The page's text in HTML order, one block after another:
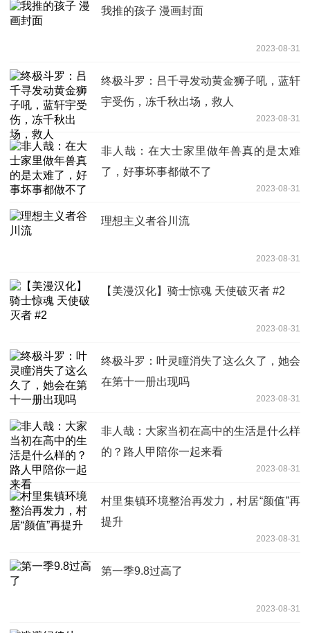
我推的孩子 漫画封面
2023-08-31
终极斗罗：吕千寻发动黄金狮子吼，蓝轩
宇受伤，冻千秋出场，救人
2023-08-31
非人哉：在大士家里做年兽真的是太难
了，好事坏事都做不了
2023-08-31
理想主义者谷川流
2023-08-31
【美漫汉化】骑士惊魂 天使破灭者 #2
2023-08-31
终极斗罗：叶灵瞳消失了这么久了，她会
在第十一册出现吗
2023-08-31
非人哉：大家当初在高中的生活是什么样
的？路人甲陪你一起来看
2023-08-31
村里集镇环境整治再发力，村居“颜值”再
提升
2023-08-31
第一季9.8过高了
2023-08-31